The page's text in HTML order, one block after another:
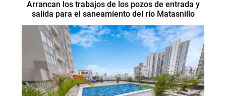
Arrancan los trabajos de los pozos de entrada y
salida para el saneamiento del río Matasnillo